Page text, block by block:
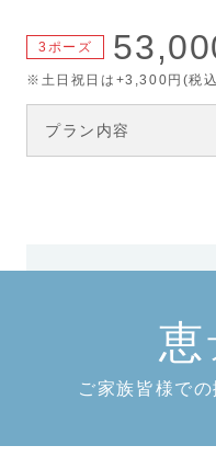
3ポーズ
※土日祝日は+3,300円(税
プラン内容
恵
ご家族皆様で